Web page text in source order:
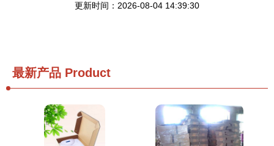
更新时间：2026-08-04 14:39:30
最新产品 Product